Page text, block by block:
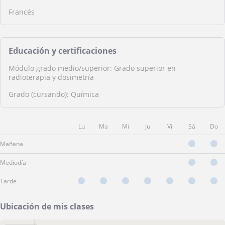
Francés
Educación y certificaciones
Módulo grado medio/superior: Grado superior en
radioterapia y dosimetría
Grado (cursando): Química
Lu Ma Mi Ju Vi Sá Do
Mañana
Mediodía
Tarde
Ubicación de mis clases